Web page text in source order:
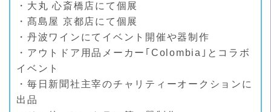
・大丸 心斎橋店にて個展
・髙島屋 京都店にて個展
・丹波ワインにてイベント開催や器制作
・アウトドア用品メーカー｢Colombia｣とコラボ
イベント
・毎日新聞社主宰のチャリティーオークションに
出品